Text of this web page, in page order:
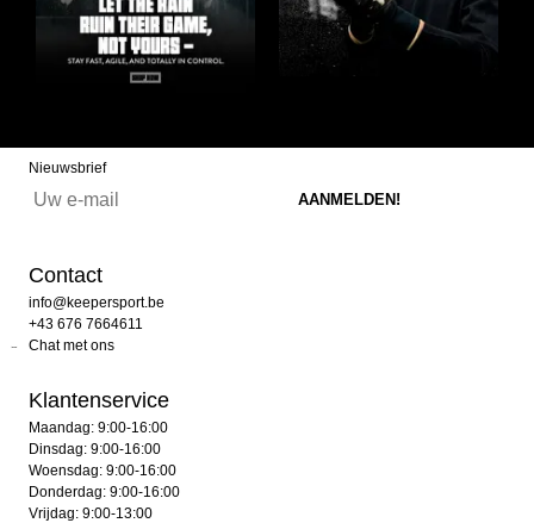
Nieuwsbrief
Contact
info@keepersport.be
+43 676 7664611
Chat met ons
Klantenservice
Maandag: 9:00-16:00
Dinsdag: 9:00-16:00
Woensdag: 9:00-16:00
Donderdag: 9:00-16:00
Vrijdag: 9:00-13:00